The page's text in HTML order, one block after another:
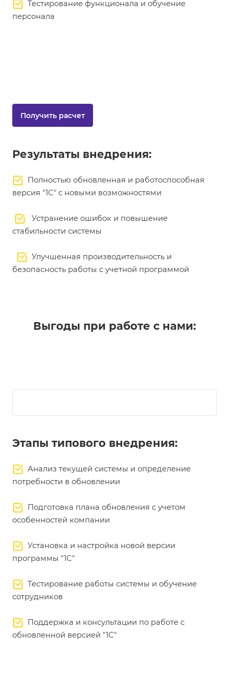
Тестирование функционала и обучение
персонала
Получить расчет
Результаты внедрения:
Полностью обновленная и работоспособная
версия "1С" с новыми возможностями
Устранение ошибок и повышение
стабильности системы
Улучшенная производительность и
безопасность работы с учетной программой
Выгоды при работе с нами:
Этапы типового внедрения:
Анализ текущей системы и определение
потребности в обновлении
Подготовка плана обновления с учетом
особенностей компании
Установка и настройка новой версии
программы "1С"
Тестирование работы системы и обучение
сотрудников
Поддержка и консультации по работе с
обновленной версией "1С"